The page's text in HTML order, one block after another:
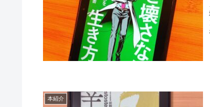
本紹介